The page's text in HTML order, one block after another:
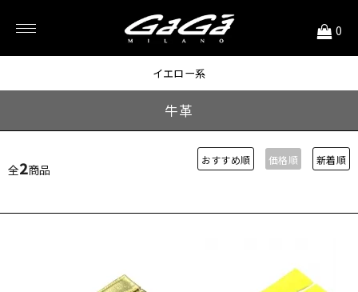
0
46MM用 ストラップ
イエロー系
牛革
全2商品
おすすめ順 価格順 新着順